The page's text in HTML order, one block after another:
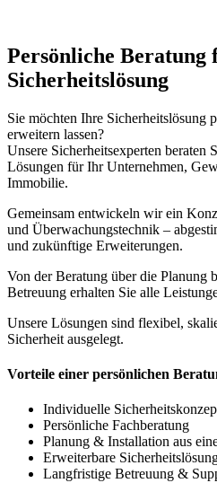
Persönliche Beratung
Sicherheitslösung
Sie möchten Ihre Sicherheitslösung
erweitern lassen?
Unsere Sicherheitsexperten beraten
Lösungen für Ihr Unternehmen,
Immobilie.
Gemeinsam entwickeln wir ein
und Überwachungstechnik –
und zukünftige Erweiterungen.
Von der Beratung über die Planung
Betreuung erhalten Sie alle
Unsere Lösungen sind flexibel,
Sicherheit ausgelegt.
Vorteile einer persönlichen
Individuelle
Persönliche Fachberatung
Planung & Installation aus
Erweiterbare
Langfristige Betreuung &